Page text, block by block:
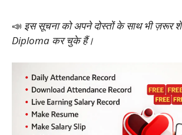
📣 इस सूचना को अपने दोस्तों के साथ भी ज़रूर
Diploma कर चुके हैं।